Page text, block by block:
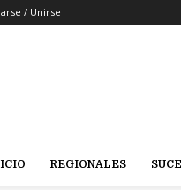
/ Unirse
REGIONALES